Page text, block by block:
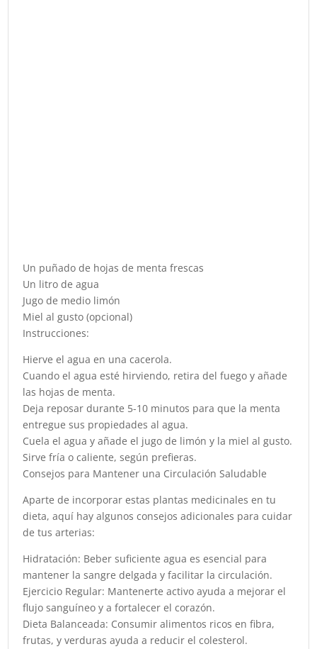
Un puñado de hojas de menta frescas
Un litro de agua
Jugo de medio limón
Miel al gusto (opcional)
Instrucciones:
Hierve el agua en una cacerola.
Cuando el agua esté hirviendo, retira del fuego y añade
las hojas de menta.
Deja reposar durante 5-10 minutos para que la menta
entregue sus propiedades al agua.
Cuela el agua y añade el jugo de limón y la miel al gusto.
Sirve fría o caliente, según prefieras.
Consejos para Mantener una Circulación Saludable
Aparte de incorporar estas plantas medicinales en tu
dieta, aquí hay algunos consejos adicionales para cuidar
de tus arterias:
Hidratación: Beber suficiente agua es esencial para
mantener la sangre delgada y facilitar la circulación.
Ejercicio Regular: Mantenerte activo ayuda a mejorar el
flujo sanguíneo y a fortalecer el corazón.
Dieta Balanceada: Consumir alimentos ricos en fibra,
frutas, y verduras ayuda a reducir el colesterol.